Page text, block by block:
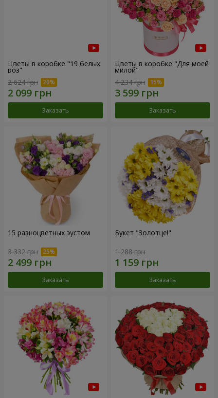
Цветы в коробке "19 белых
роз"
2 624 грн
Заказать
Цветы в коробке "Для моей
милой"
4 234 грн
Заказать
15 разноцветных эустом
3 332 грн
Заказать
Букет "Золотце!"
1 288 грн
Заказать